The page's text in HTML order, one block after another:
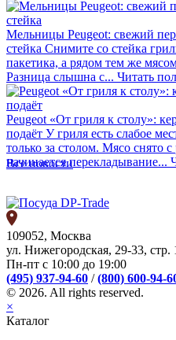
Мельницы Peugeot: свежий
стейка Снимите со стейка
пакетика, а рядом тем же
Разница слышна с... Читать
Peugeot «От гриля к столу»:
подаёт У гриля есть слабое
только за столом. Мясо снято
начинается перекладывание...
Все новости
109052, Москва
ул. Нижегородская, 29-33, стр.
Пн-пт с 10:00 до 19:00
(495) 937-94-60 /(800) 600-94-
© 2026. All rights reserved.
×
Каталог